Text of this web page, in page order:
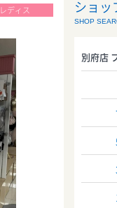
レディス ショッ
SHOP
別府店